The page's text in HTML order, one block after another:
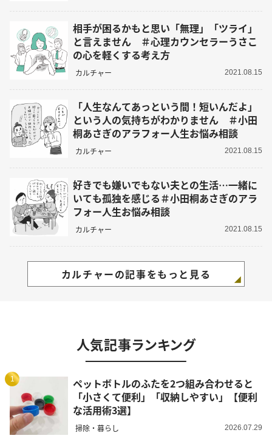
相手が困るかもと思い「無理」「ツライ」
と言えません ＃心理カウンセラーうさこ
の心を軽くする考え方
カルチャー 2021.08.15
「人生なんてあっという間！短いんだよ」
という人の気持ちがわかりません ＃小田
桐あさぎのアラフォー人生お悩み相談
カルチャー 2021.08.15
好きでも嫌いでもない夫との生活…一緒に
いても孤独を感じる＃小田桐あさぎのアラ
フォー人生お悩み相談
カルチャー 2021.08.15
カルチャーの記事をもっと見る
人気記事ランキング
1
ペットボトルのふたを2つ組み合わせると
「小さくて便利」「収納しやすい」【便利
な活用術3選】
掃除・暮らし 2026.07.29